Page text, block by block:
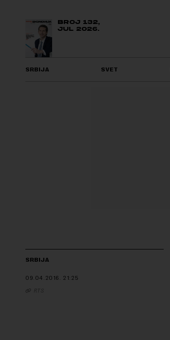
BROJ 132,
JUL 2026.
SRBIJA SVET
SRBIJA
09.04.2016. 21:25
RTS